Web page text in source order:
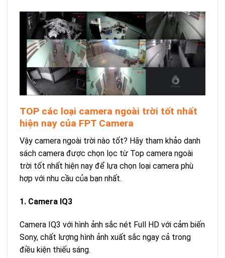
TOP các loại camera ngoài trời tốt nhất
hiện nay của FPT Camera
Vậy camera ngoài trời nào tốt? Hãy tham khảo danh
sách camera được chọn lọc từ Top camera ngoài
trời tốt nhất hiện nay để lựa chọn loại camera phù
hợp với nhu cầu của bạn nhất.
1. Camera IQ3
Camera IQ3 với hình ảnh sắc nét Full HD với cảm biến
Sony, chất lượng hình ảnh xuất sắc ngay cả trong
điều kiện thiếu sáng.